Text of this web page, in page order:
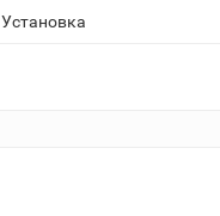
Установка